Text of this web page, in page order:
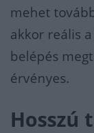
mehet
akkor reális
belépés
érvényes.
Hosszú